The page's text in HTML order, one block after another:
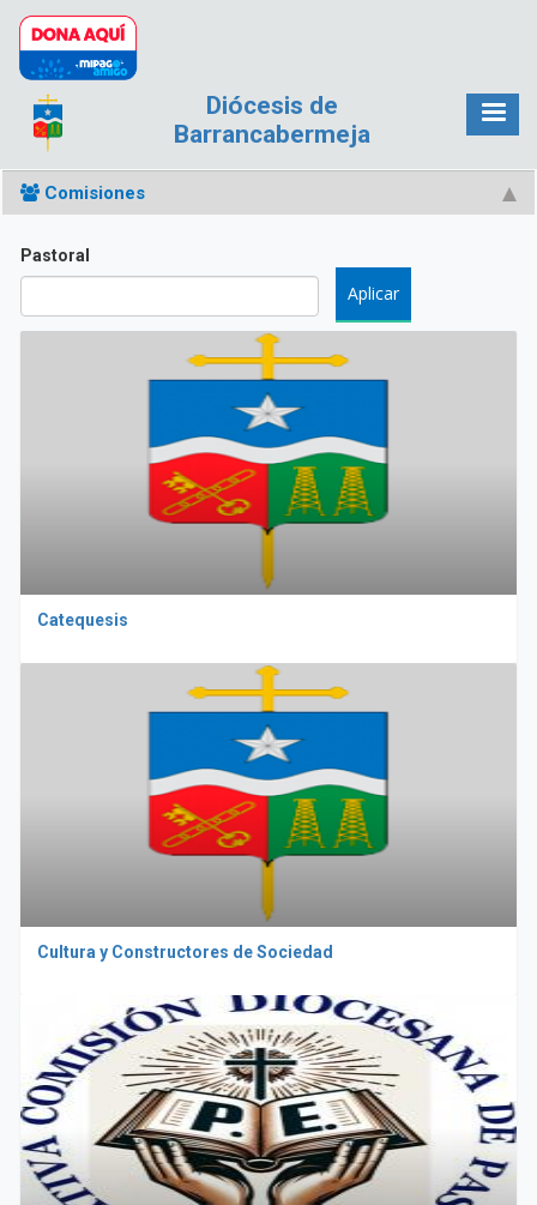
Pasar al contenido principal
Diócesis de
Barrancabermeja
Comisiones
Pastoral
Catequesis
Cultura y Constructores de Sociedad